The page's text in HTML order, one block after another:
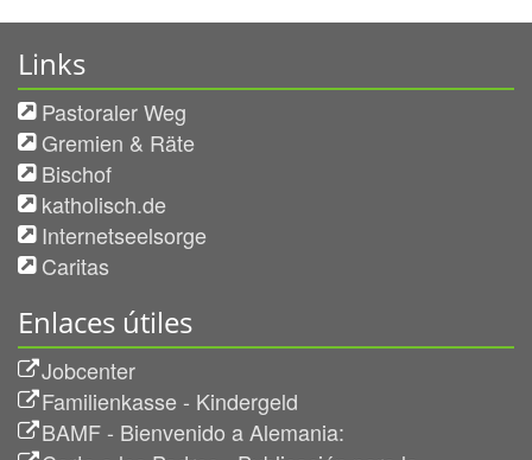
Links
Pastoraler Weg
Gremien & Räte
Bischof
katholisch.de
Internetseelsorge
Caritas
Enlaces útiles
Jobcenter
Familienkasse - Kindergeld
BAMF - Bienvenido a Alemania: